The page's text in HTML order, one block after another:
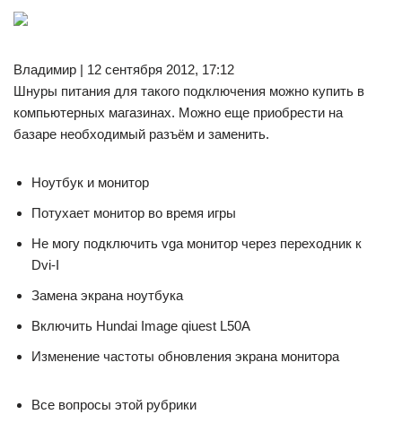
Владимир | 12 сентября 2012, 17:12
Шнуры питания для такого подключения можно купить в
компьютерных магазинах. Можно еще приобрести на
базаре необходимый разъём и заменить.
Ноутбук и монитор
Потухает монитор во время игры
Не могу подключить vga монитор через переходник к
Dvi-I
Замена экрана ноутбука
Включить Hundai Image qiuest L50A
Изменение частоты обновления экрана монитора
Все вопросы этой рубрики